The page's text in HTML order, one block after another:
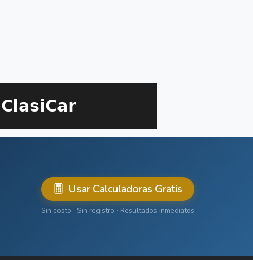
Usar Calculadoras Gratis
Sin costo · Sin registro · Resultados inmediatos